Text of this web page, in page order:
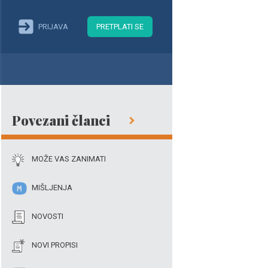
PRIJAVA PRETPLATI SE
Povezani članci
MOŽE VAS ZANIMATI
MIŠLJENJA
NOVOSTI
NOVI PROPISI